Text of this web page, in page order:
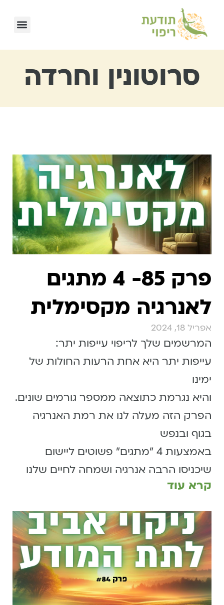
סרוטונין וחרדה
פרק 85- 4 מתגים
לאנרגיה מקסימלית
אפריל 18, 2024
המרשמים שלך לריפוי עייפות יתר:
עייפות יתר היא אחת הרעות החולות של
ימינו
והיא נגרמת כתוצאה ממספר גורמים שונים.
הפרק הזה מעלה לנו את רמת האנרגיה
בגוף ובנפש
באמצעות 4 ״מתגים״ פשוטים ליישום
שיכניסו הרבה אנרגיה ושמחה לחיים שלנו
קרא עוד